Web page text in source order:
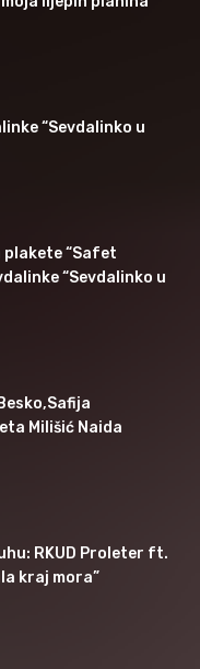
“Sevdalinko u
plakete “Safet
“Sevdalinko u
Milišić Naida
RKUD Proleter ft.
kraj mora”